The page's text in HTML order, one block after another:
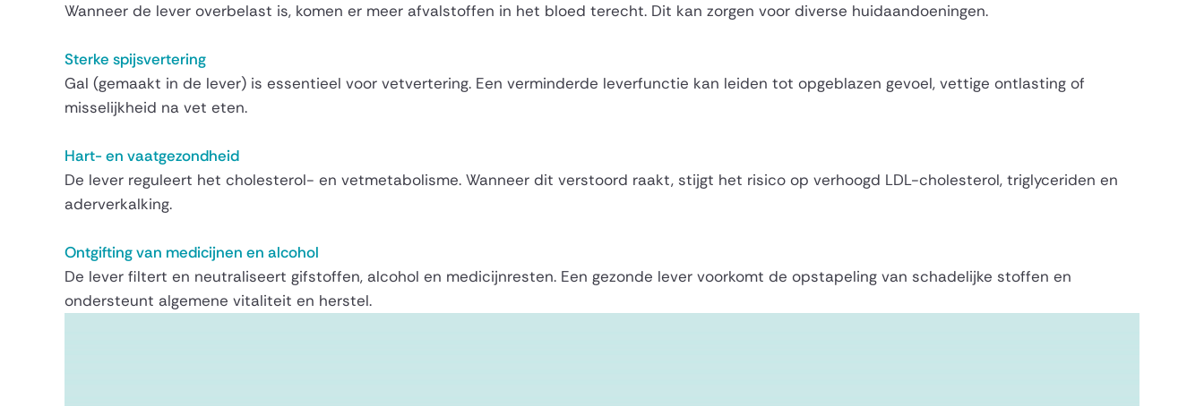
Wanneer de lever overbelast is, komen er meer afvalstoffen in het bloed terecht. Dit kan zorgen voor diverse huidaandoeningen.
Sterke spijsvertering
Gal (gemaakt in de lever) is essentieel voor vetvertering. Een verminderde leverfunctie kan leiden tot opgeblazen gevoel, vettige ontlasting of
misselijkheid na vet eten.
Hart- en vaatgezondheid
De lever reguleert het cholesterol- en vetmetabolisme. Wanneer dit verstoord raakt, stijgt het risico op verhoogd LDL-cholesterol, triglyceriden en
aderverkalking.
Ontgifting van medicijnen en alcohol
De lever filtert en neutraliseert gifstoffen, alcohol en medicijnresten. Een gezonde lever voorkomt de opstapeling van schadelijke stoffen en
ondersteunt algemene vitaliteit en herstel.